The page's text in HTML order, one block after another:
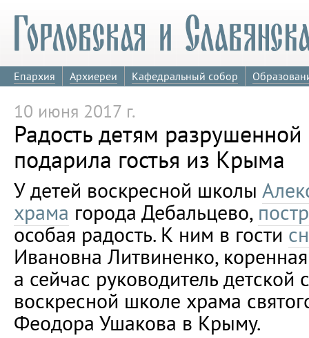
Епархия Архиереи Кафедральный собор
10 июня 2017 г.
Радость детям
подарила гостья из Крыма
У детей воскресной школы
храма города Дебальцево,
особая радость. К ним в гости
Ивановна Литвиненко,
а сейчас руководитель детской
воскресной школе храма
Феодора Ушакова в Крыму.